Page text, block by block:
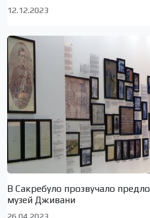
12.12.2023
В Сакребуло прозвучало
музей Дживани
26.04.2023